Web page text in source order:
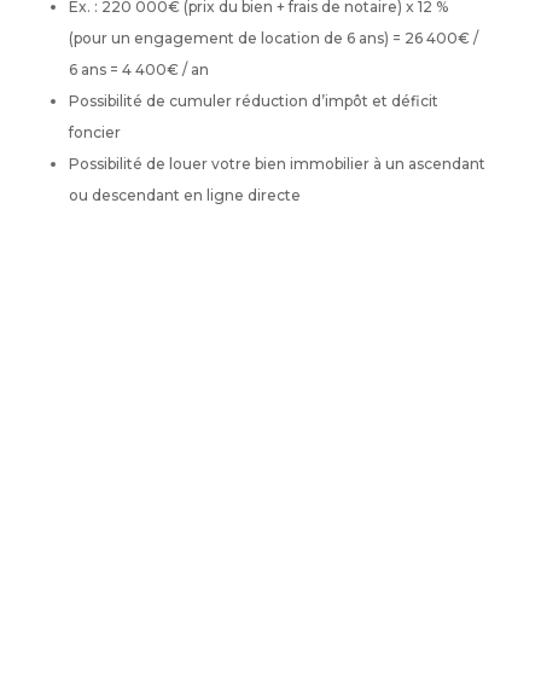
Ex. : 220 000€ (prix du bien + frais de notaire) x 12 %
(pour un engagement de location de 6 ans) = 26 400€ /
6 ans = 4 400€ / an
Possibilité de cumuler réduction d’impôt et déficit
foncier
Possibilité de louer votre bien immobilier à un ascendant
ou descendant en ligne directe